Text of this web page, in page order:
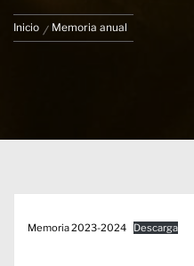
Inicio Memoria anual
Memoria 2023-2024 Descarga